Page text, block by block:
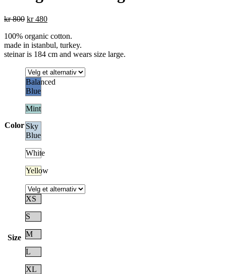
kr800 Opprinnelig
var:
kr 800.
kr480Nåværende
er:
kr 480.
100% organic cotton.
made in istanbul, turkey.
steinar is 184 cm and wears size large.
Color
Balanced
Blue
Mint
Sky
Blue
White
Yellow
Size
XS
S
M
L
XL